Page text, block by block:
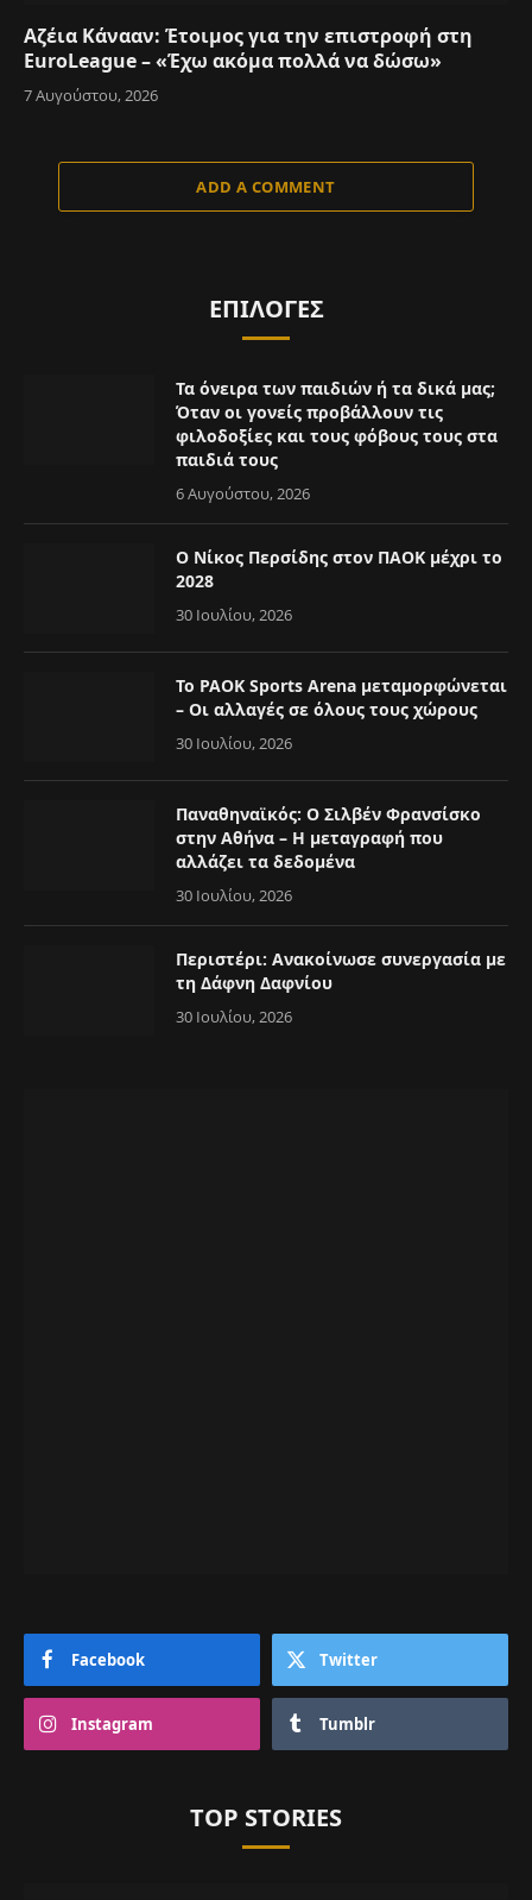
Αζέια Κάνααν: Έτοιμος για την επιστροφή στη
EuroLeague – «Έχω ακόμα πολλά να δώσω»
7 Αυγούστου, 2026
ADD A COMMENT
ΕΠΙΛΟΓΈΣ
Τα όνειρα των παιδιών ή τα δικά μας;
Όταν οι γονείς προβάλλουν τις
φιλοδοξίες και τους φόβους τους στα
παιδιά τους
6 Αυγούστου, 2026
Ο Νίκος Περσίδης στον ΠΑΟΚ μέχρι το
2028
30 Ιουλίου, 2026
Το PAOK Sports Arena μεταμορφώνεται
– Οι αλλαγές σε όλους τους χώρους
30 Ιουλίου, 2026
Παναθηναϊκός: Ο Σιλβέν Φρανσίσκο
στην Αθήνα – Η μεταγραφή που
αλλάζει τα δεδομένα
30 Ιουλίου, 2026
Περιστέρι: Ανακοίνωσε συνεργασία με
τη Δάφνη Δαφνίου
30 Ιουλίου, 2026
Facebook Twitter
Instagram Tumblr
TOP STORIES